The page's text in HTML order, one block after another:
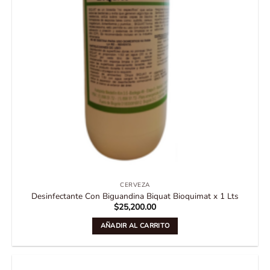
CERVEZA
Desinfectante Con Biguandina Biquat Bioquimat x 1 Lts
$25,200.00
AÑADIR AL CARRITO